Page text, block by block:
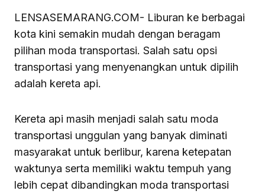
LENSASEMARANG.COM- Liburan ke berbagai
kota kini semakin mudah dengan beragam
pilihan moda transportasi. Salah satu opsi
transportasi yang menyenangkan untuk dipilih
adalah kereta api.
Kereta api masih menjadi salah satu moda
transportasi unggulan yang banyak diminati
masyarakat untuk berlibur, karena ketepatan
waktunya serta memiliki waktu tempuh yang
lebih cepat dibandingkan moda transportasi